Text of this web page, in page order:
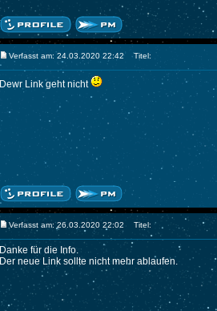
Verfasst am: 24.03.2020 22:42 Titel:
Dewr Link geht nicht
Verfasst am: 26.03.2020 22:02 Titel:
Danke für die Info.
Der neue Link sollte nicht mehr ablaufen.